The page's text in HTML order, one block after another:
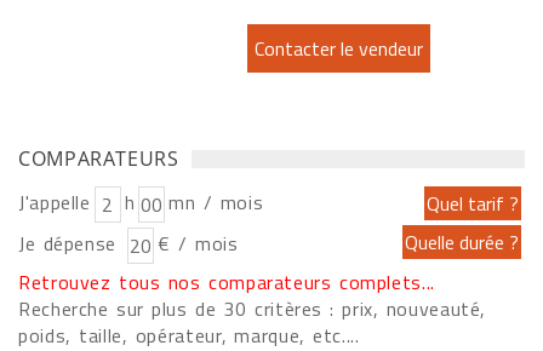
COMPARATEURS
J'appelle h
mn / mois
Je dépense
€ / mois
Retrouvez tous nos comparateurs complets...
Recherche sur plus de 30 critères : prix, nouveauté,
poids, taille, opérateur, marque, etc....